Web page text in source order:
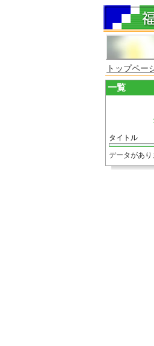
トップペー
一覧
タイトル
データがあり